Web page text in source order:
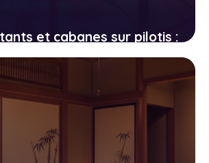
et cabanes sur pilotis :
les plus fous au-